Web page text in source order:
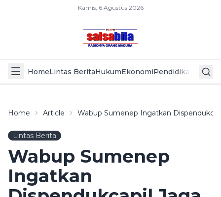
Kamis, 6 Agustus 2026
HomeLintas BeritaHukumEkonomiPendidikan Politik
Home Article Wabup Sumenep Ingatkan
Lintas Berita
Wabup Sumenep
Ingatkan